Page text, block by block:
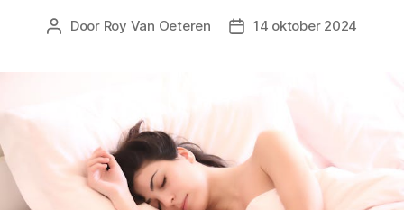
Berichtauteur
Door Roy Van Oeteren Berichtdatum
14 oktober 2024